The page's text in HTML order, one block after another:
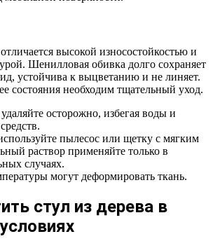
высокой износостойкостью и
Шенилловая обивка долго сохраняет
устойчива к выцветанию и не линяет.
состояния необходим тщательный уход.
осторожно, избегая воды и
пылесос или щетку с мягким
раствор применяйте только в
случаях.
могут деформировать ткань.
стул из дерева в